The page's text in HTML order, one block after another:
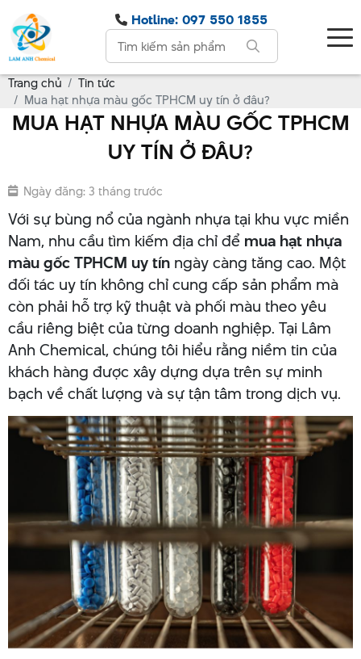
Hotline: 097 550 1855
Trang chủ
Tin tức
Mua hạt nhựa màu gốc TPHCM uy tín ở đâu?
MUA HẠT NHỰA MÀU GỐC TPHCM
UY TÍN Ở ĐÂU?
Ngày đăng: 3 tháng trước
Với sự bùng nổ của ngành nhựa tại khu vực miền
Nam, nhu cầu tìm kiếm địa chỉ để mua hạt nhựa
màu gốc TPHCM uy tín ngày càng tăng cao. Một
đối tác uy tín không chỉ cung cấp sản phẩm mà
còn phải hỗ trợ kỹ thuật và phối màu theo yêu
cầu riêng biệt của từng doanh nghiệp. Tại Lâm
Anh Chemical, chúng tôi hiểu rằng niềm tin của
khách hàng được xây dựng dựa trên sự minh
bạch về chất lượng và sự tận tâm trong dịch vụ.